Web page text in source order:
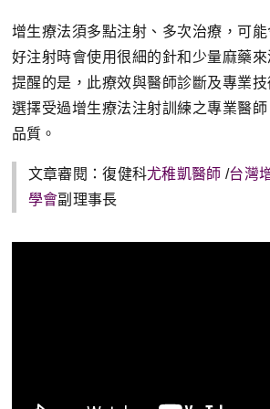
增生療法須多點注射、多次治療，可
好注射時會使用很細的針和少量麻藥
提醒的是，此療效與醫師診斷及專業
選擇受過增生療法注射訓練之專業醫
品質。
文章審閱：復健科尤稚凱醫師 /台灣
學會副理事長